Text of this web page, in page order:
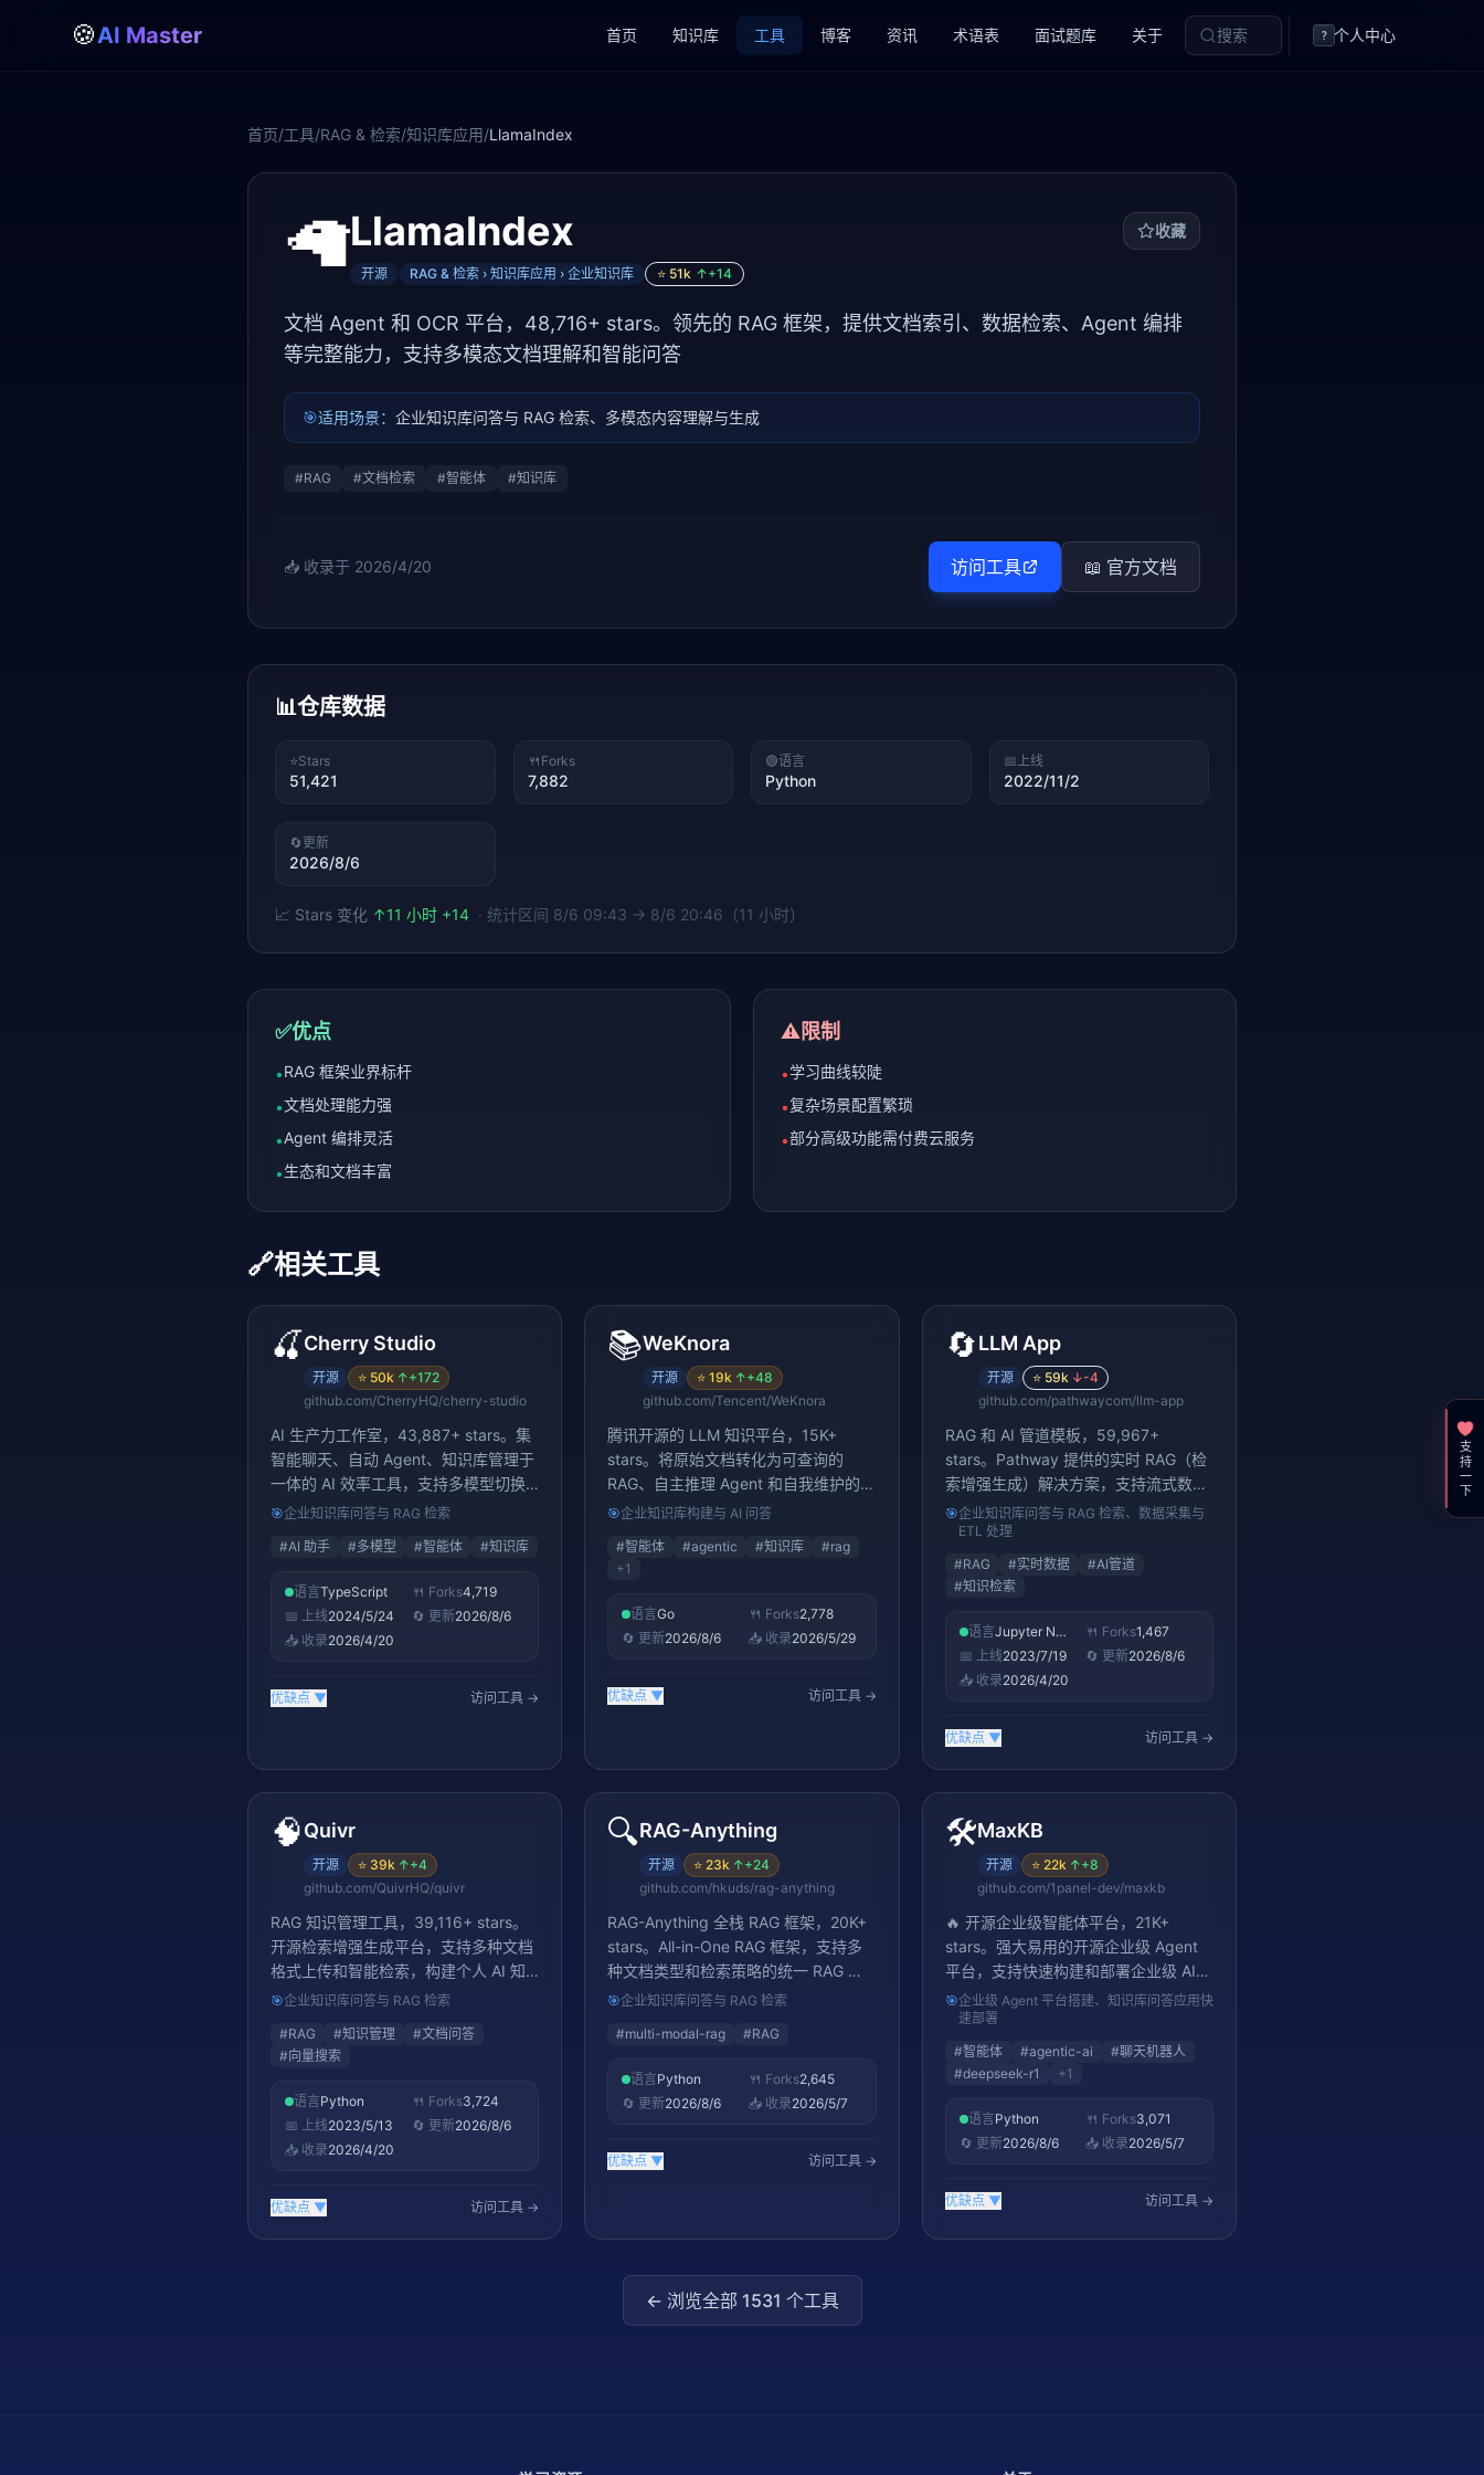
🍪AI Master 首页 知识库 工具 博客 资讯 术语表 面试题库 关于 搜索 ? 个人中心
首页/工具/RAG & 检索/知识库应用/LlamaIndex
🦙LlamaIndex 收藏
开源 RAG & 检索 › 知识库应用 › 企业知识库 ⭐ 51k ↑+14
文档 Agent 和 OCR 平台，48,716+ stars。领先的 RAG 框架，提供文档索引、数据检索、Agent 编排
等完整能力，支持多模态文档理解和智能问答
🎯适用场景： 企业知识库问答与 RAG 检索、多模态内容理解与生成
#RAG #文档检索 #智能体 #知识库
📥 收录于 2026/4/20 访问工具 📖 官方文档
📊仓库数据
⭐Stars
51,421
🍴 Forks
7,882
🟢语言
Python
📅上线
2022/11/2
🔄更新
2026/8/6
📈 Stars 变化 ↑11 小时 +14 · 统计区间 8/6 09:43 → 8/6 20:46（11 小时）
✅优点
•RAG 框架业界标杆
•文档处理能力强
•Agent 编排灵活
•生态和文档丰富
⚠️限制
•学习曲线较陡
•复杂场景配置繁琐
•部分高级功能需付费云服务
🔗相关工具
🍒Cherry Studio
开源 ⭐ 50k ↑+172
github.com/CherryHQ/cherry-studio
AI 生产力工作室，43,887+ stars。集
智能聊天、自动 Agent、知识库管理于
一体的 AI 效率工具，支持多模型切换
和插件扩展，打造个人专属 AI 工作台
🎯企业知识库问答与 RAG 检索
#AI 助手 #多模型 #智能体 #知识库
语言TypeScript 🍴 Forks4,719
📅 上线2024/5/24 🔄 更新2026/8/6
📥 收录2026/4/20
优缺点 ▼ 访问工具 →
📚WeKnora
开源 ⭐19k ↑+48
github.com/Tencent/WeKnora
腾讯开源的 LLM 知识平台，15K+
stars。将原始文档转化为可查询的
RAG、自主推理 Agent 和自我维护的
Wiki。是端到端知识管理的全栈方案
🎯企业知识库构建与 AI 问答
#智能体 #agentic #知识库 #rag
+1
语言Go 🍴 Forks2,778
🔄 更新2026/8/6 📥 收录2026/5/29
优缺点 ▼ 访问工具 →
🔄LLM App
开源 ⭐ 59k ↓-4
github.com/pathwaycom/llm-app
RAG 和 AI 管道模板，59,967+
stars。Pathway 提供的实时 RAG（检
索增强生成）解决方案，支持流式数据
处理、实时更新知识库，适合构建生产
级 AI 应用
🎯企业知识库问答与 RAG 检索、数据采集与
ETL 处理
#RAG #实时数据 #AI管道
#知识检索
语言 Jupyter Notebook 🍴 Forks1,467
📅 上线2023/7/19 🔄 更新2026/8/6
📥 收录2026/4/20
优缺点 ▼ 访问工具 →
🧠Quivr
开源 ⭐ 39k ↑+4
github.com/QuivrHQ/quivr
RAG 知识管理工具，39,116+ stars。
开源检索增强生成平台，支持多种文档
格式上传和智能检索，构建个人 AI 知
识库，实现基于自有文档的智能问答
🎯企业知识库问答与 RAG 检索
#RAG #知识管理 #文档问答
#向量搜索
语言Python 🍴 Forks3,724
📅 上线2023/5/13 🔄 更新2026/8/6
📥 收录2026/4/20
优缺点 ▼ 访问工具 →
🔍RAG-Anything
开源 ⭐23k ↑+24
github.com/hkuds/rag-anything
RAG-Anything 全栈 RAG 框架，20K+
stars。All-in-One RAG 框架，支持多
种文档类型和检索策略的统一 RAG 解
决方案
🎯企业知识库问答与 RAG 检索
#multi-modal-rag #RAG
语言Python 🍴 Forks2,645
🔄 更新2026/8/6 📥 收录2026/5/7
优缺点 ▼ 访问工具 →
🛠️MaxKB
开源 ⭐ 22k ↑+8
github.com/1panel-dev/maxkb
🔥 开源企业级智能体平台，21K+
stars。强大易用的开源企业级 Agent
平台，支持快速构建和部署企业级 AI
智能体应用
🎯企业级 Agent 平台搭建、知识库问答应用快
速部署
#智能体 #agentic-ai #聊天机器人
#deepseek-r1 +1
语言Python 🍴 Forks3,071
🔄 更新2026/8/6 📥 收录2026/5/7
优缺点 ▼ 访问工具 →
← 浏览全部 1531 个工具
支持一下